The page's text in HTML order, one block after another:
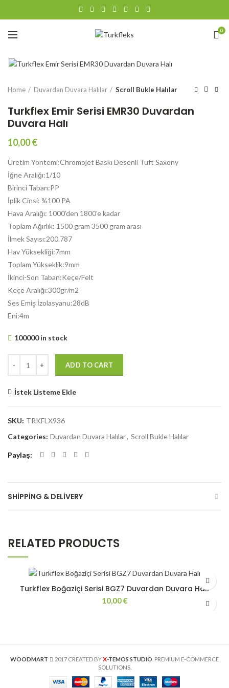
0
Home Duvardan Duvara Halılar Scroll Bukle Halılar
Turkflex Emir Serisi EMR30 Duvardan
Duvara Halı
10,00€
Üretim Yöntemi:Chromojet Baskı Desenli Tuft Saxony
İğne Aralığı:1/10
Birinci Taban:PP
İplik Cinsi: %100 PA
Hava Aralığı: 1000’den 1800’e kadar
Toplam Ağırlık: 1500 gram 3500 gram arası
İlmek Sayısı:200.787
Hav Yüksekliği:7mm
Toplam Yükseklik:9mm
İkinci-Son Taban:Keçe/Felt
Keçe Aralığı:300gr/m2
Ses Emiş İzolasyanu:28dB
Eni:4m
100000 in stock
ADD TO CART
İstek Listeme Ekle
SKU: TRKFLX936
Categories: Duvardan Duvara Halılar, Scroll Bukle Halılar
Paylaş
SHIPPING & DELIVERY
RELATED PRODUCTS
Turkflex Boğaziçi Serisi BGZ7 Duvardan Duvara Halı
10,00€
WOODMART 2017 CREATED BYX-TEMOS STUDIO . PREMIUM E-COMMERCE
SOLUTIONS.